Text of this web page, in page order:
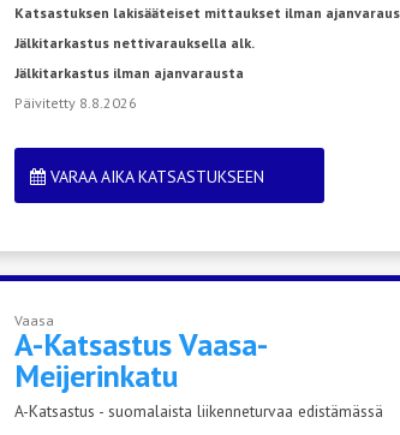
Katsastuksen lakisääteiset mittaukset ilman
Jälkitarkastus nettivarauksella alk.
Jälkitarkastus ilman ajanvarausta
Päivitetty 8.8.2026
VARAA AIKA KATSASTUKSEEN
Vaasa
A-KatsastusVaasa-
Meijerinkatu
A-Katsastus - suomalaista liikenneturvaa edistämässä